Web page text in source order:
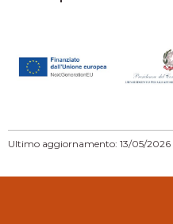
Ultimo aggiornamento: 13/05/2026